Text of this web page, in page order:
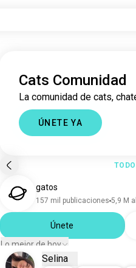
Cats Comunidad
La comunidad de cats,
ÚNETE YA
TODO
gatos
157 mil publicaciones 5,9 M
Únete
Lo mejor de hoy
Selina